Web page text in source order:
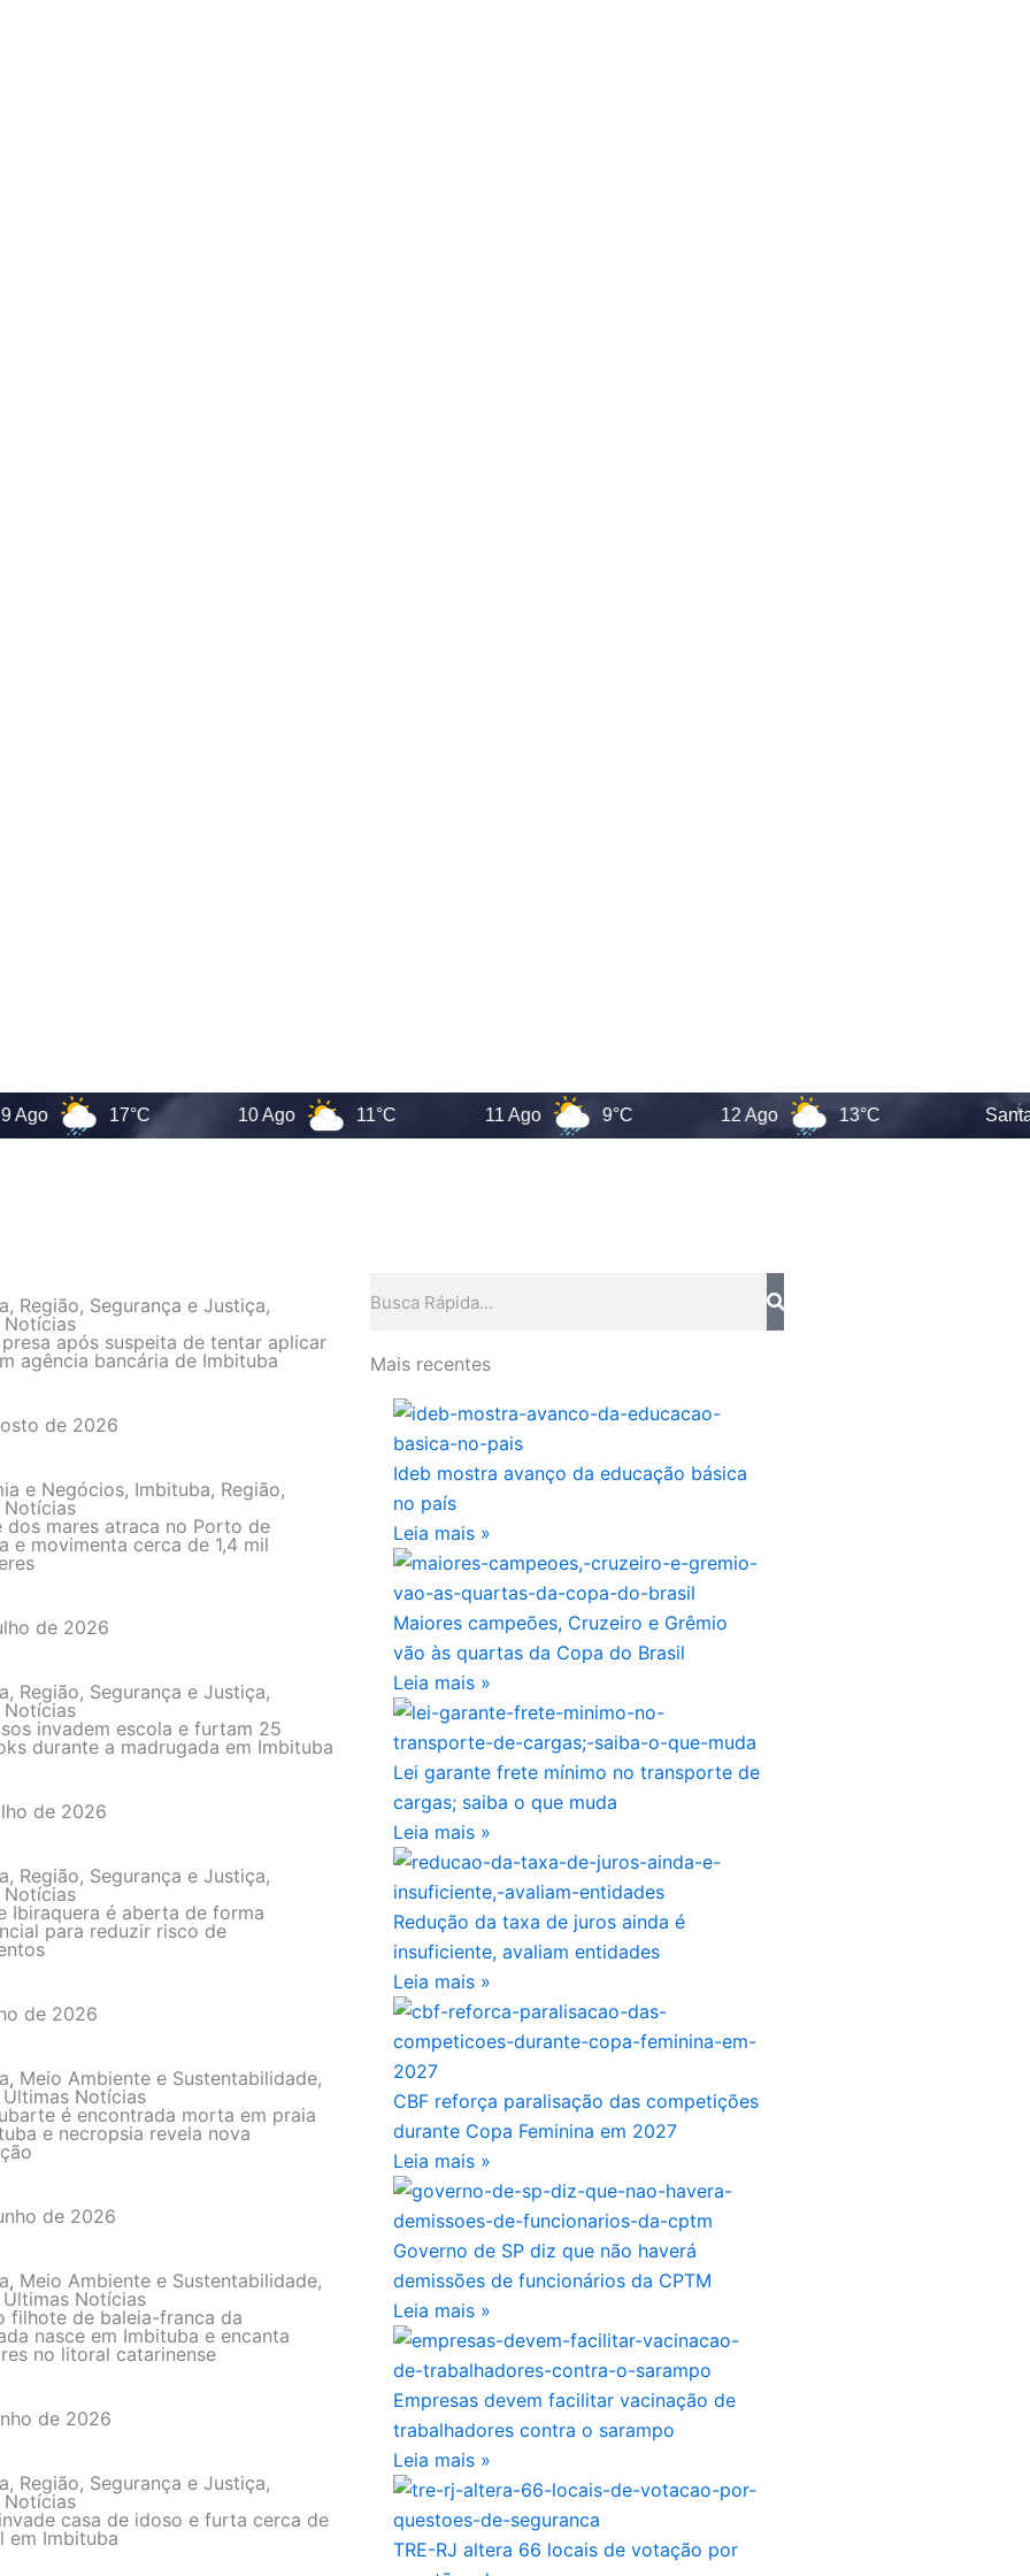
17°C 11°C 9°C 13°C Santa
, Região, Segurança e Justiça,
Notícias
após suspeita de tentar aplicar
agência bancária de Imbituba
de 2026
e Negócios, Imbituba, Região,
Notícias
dos mares atraca no Porto de
e movimenta cerca de 1,4 mil
de 2026
, Região, Segurança e Justiça,
Notícias
invadem escola e furtam 25
durante a madrugada em Imbituba
de 2026
, Região, Segurança e Justiça,
Notícias
Ibiraquera é aberta de forma
para reduzir risco de
de 2026
, Meio Ambiente e Sustentabilidade,
Últimas Notícias
é encontrada morta em praia
e necropsia revela nova
de 2026
, Meio Ambiente e Sustentabilidade,
Últimas Notícias
filhote de baleia-franca da
nasce em Imbituba e encanta
no litoral catarinense
de 2026
, Região, Segurança e Justiça,
Notícias
casa de idoso e furta cerca de
em Imbituba
Mais recentes
Ideb mostra avanço da educação básica
no país
Leia mais »
Maiores campeões, Cruzeiro e Grêmio
vão às quartas da Copa do Brasil
Leia mais »
Lei garante frete mínimo no transporte de
cargas; saiba o que muda
Leia mais »
Redução da taxa de juros ainda é
insuficiente, avaliam entidades
Leia mais »
CBF reforça paralisação das competições
durante Copa Feminina em 2027
Leia mais »
Governo de SP diz que não haverá
demissões de funcionários da CPTM
Leia mais »
Empresas devem facilitar vacinação de
trabalhadores contra o sarampo
Leia mais »
TRE-RJ altera 66 locais de votação por